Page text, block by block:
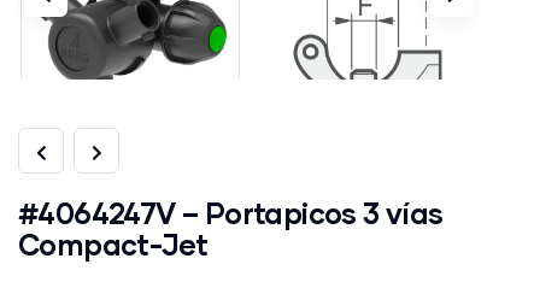
#4064247V – Portapicos 3 vías
Compact-Jet